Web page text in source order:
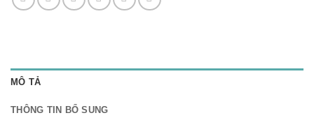
MÔ TẢ
THÔNG TIN BỔ SUNG